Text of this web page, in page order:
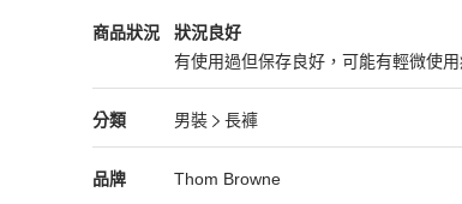
商品狀況
Thom Browne男裝商品狀態與細節
狀況良好
有使用過但保存良好，可能有輕微使
狀況良好
分類
Thom Browne男裝分類資訊
男裝
長褲
男裝/長褲推薦
品牌
Thom Browne精品男裝品牌介紹
Thom Browne
Thom Browne推薦清單